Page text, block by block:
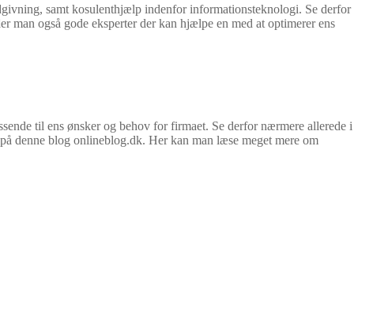
samt kosulenthjælp indenfor informationsteknologi. Se derfor
også gode eksperter der kan hjælpe en med at optimerer ens
til ens ønsker og behov for firmaet. Se derfor nærmere allerede i
denne blog onlineblog.dk. Her kan man læse meget mere om